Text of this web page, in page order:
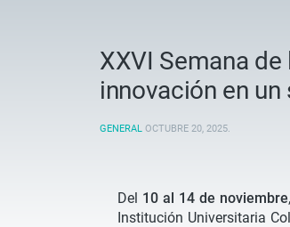
XXVI Semana
innovación en
GENERAL OCTUBRE 20, 2025.
Del 10 al 14 de noviembre
Institución Universitaria